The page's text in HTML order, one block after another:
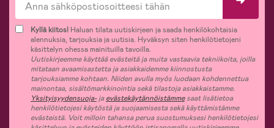
Kyllä kiitos! Haluan tilata uutiskirjeen ja saada henkilökohtaisia
alennuksia, tarjouksia ja uutisia. Hyväksyn siten henkilötietojeni
käsittelyn ohessa mainituilla tavoilla.
Uutiskirjeemme käyttää evästeitä ja muita vastaavia tekniikoita, joilla
mitataan avaamisastetta ja asiakkaidemme kiinnostusta
tarjouksiamme kohtaan. Niiden avulla myös luodaan kohdennettua
mainontaa, sisältömarkkinointia sekä tilastoja asiakkaistamme.
Yksityisyydensuoja-jaevästekäytännöistämmesaat lisätietoa
henkilötietojesi käytöstä ja suojaamisesta sekä käyttämistämme
evästeistä. Voit milloin tahansa perua suostumuksesi henkilötietojesi